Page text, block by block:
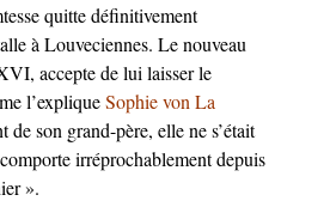
quitte définitivement
à Louveciennes. Le nouveau
accepte de lui laisser le
l’expliqueSophie von La
de son grand-père, elle ne s’était
irréprochablement depuis
».